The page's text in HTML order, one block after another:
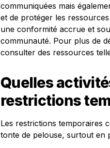
communiquées mais
et de protéger les
une conformité accrue et
communauté. Pour plus de
consulter des ressources
Quelles
restrictions
Les restrictions temporaires
tonte de pelouse, surtout en